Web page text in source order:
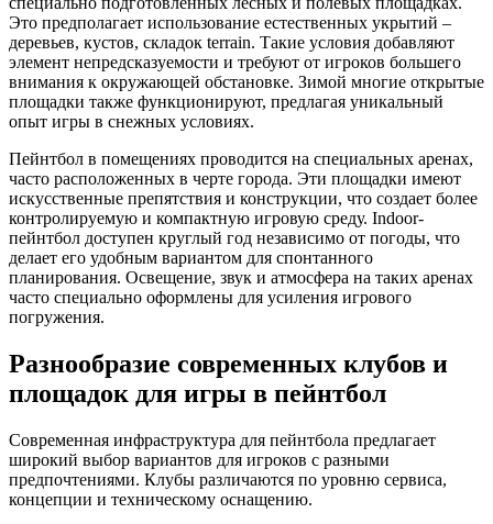
Это предполагает использование естественных укрытий –
деревьев, кустов, складок terrain. Такие условия добавляют
элемент непредсказуемости и требуют от игроков большего
внимания к окружающей обстановке. Зимой многие открытые
площадки также функционируют, предлагая уникальный
опыт игры в снежных условиях.
Пейнтбол в помещениях проводится на специальных аренах,
часто расположенных в черте города. Эти площадки имеют
искусственные препятствия и конструкции, что создает более
контролируемую и компактную игровую среду. Indoor-
пейнтбол доступен круглый год независимо от погоды, что
делает его удобным вариантом для спонтанного
планирования. Освещение, звук и атмосфера на таких аренах
часто специально оформлены для усиления игрового
погружения.
Разнообразие современных клубов и
площадок для игры в пейнтбол
Современная инфраструктура для пейнтбола предлагает
широкий выбор вариантов для игроков с разными
предпочтениями. Клубы различаются по уровню сервиса,
концепции и техническому оснащению.